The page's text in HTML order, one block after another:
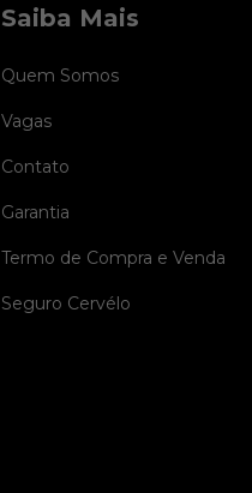
Saiba Mais
Quem Somos
Vagas
Contato
Garantia
Termo de Compra e Venda
Seguro Cervélo